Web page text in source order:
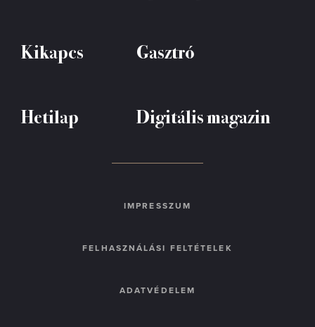
Kikapcs Gasztró
Hetilap Digitális magazin
IMPRESSZUM
FELHASZNÁLÁSI FELTÉTELEK
ADATVÉDELEM